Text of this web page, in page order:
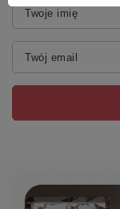
Twoje imię
Twój email